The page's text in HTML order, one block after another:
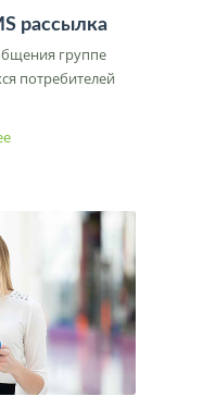
рассылка
группе
потребителей